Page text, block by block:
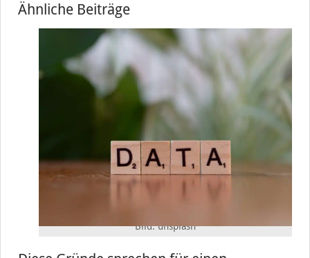
Ähnliche Beiträge
Bild: unsplash